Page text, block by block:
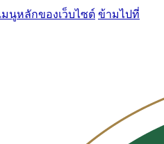
นูหลักของเว็บไซต์ ข้ามไปที่